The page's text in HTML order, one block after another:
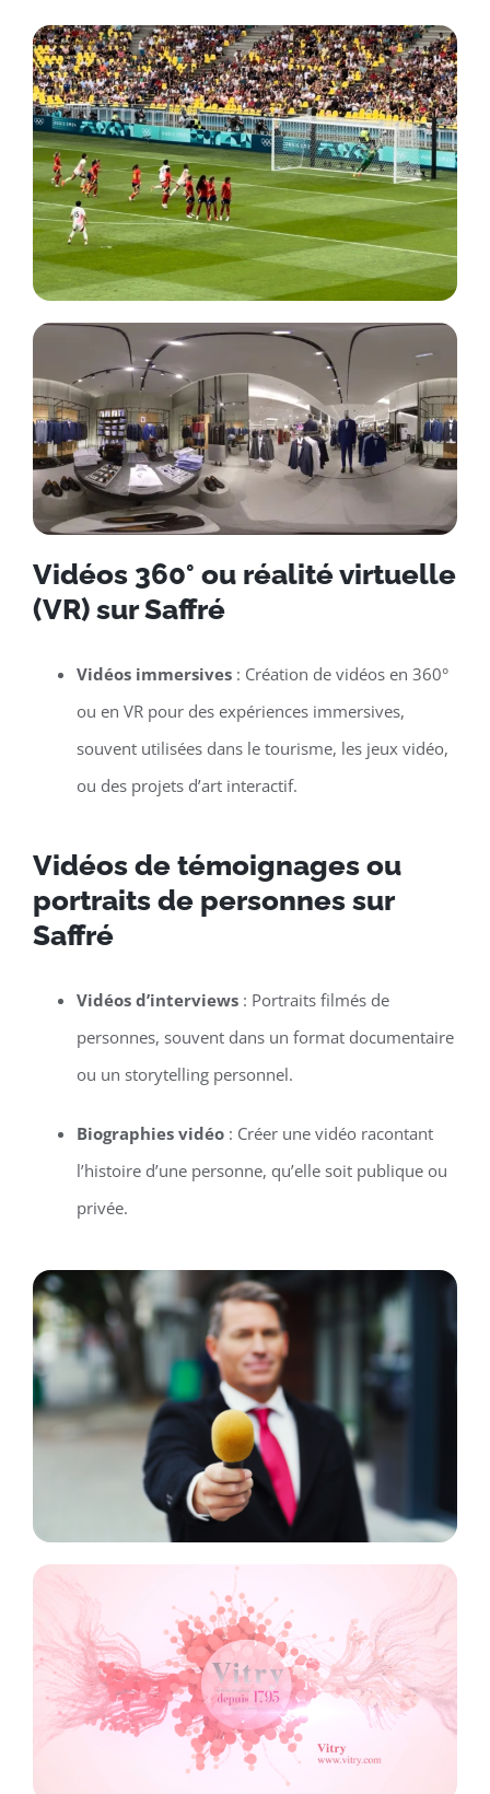
Vidéos 360° ou réalité virtuelle
(VR) sur Saffré
Vidéos immersives: Création de vidéos en 360°
ou en VR pour des expériences immersives,
souvent utilisées dans le tourisme, les jeux vidéo,
ou des projets d’art interactif.
Vidéos de témoignages ou
portraits de personnes sur
Saffré
Vidéos d’interviews: Portraits filmés de
personnes, souvent dans un format documentaire
ou un storytelling personnel.
Biographies vidéo: Créer une vidéo racontant
l’histoire d’une personne, qu’elle soit publique ou
privée.